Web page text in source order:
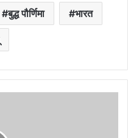
बुद्ध पौर्णिमा भारत